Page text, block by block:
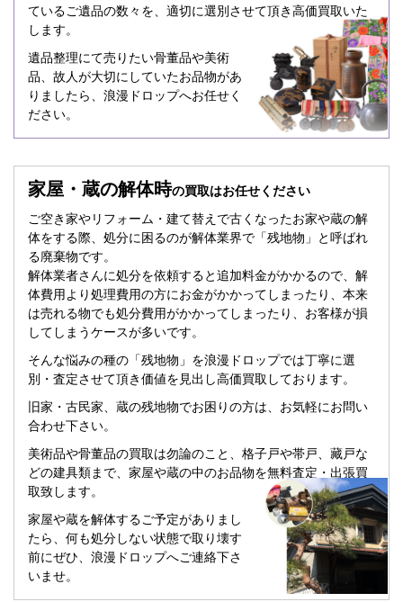
ているご遺品の数々を、適切に選別させて頂き高価買取いた
します。
遺品整理にて売りたい骨董品や美術
品、故人が大切にしていたお品物があ
りましたら、浪漫ドロップへお任せく
ださい。
家屋・蔵の解体時の買取はお任せください
ご空き家やリフォーム・建て替えで古くなったお家や蔵の解
体をする際、処分に困るのが解体業界で「残地物」と呼ばれ
る廃棄物です。
解体業者さんに処分を依頼すると追加料金がかかるので、解
体費用より処理費用の方にお金がかかってしまったり、本来
は売れる物でも処分費用がかかってしまったり、お客様が損
してしまうケースが多いです。
そんな悩みの種の「残地物」を浪漫ドロップでは丁寧に選
別・査定させて頂き価値を見出し高価買取しております。
旧家・古民家、蔵の残地物でお困りの方は、お気軽にお問い
合わせ下さい。
美術品や骨董品の買取は勿論のこと、格子戸や帯戸、藏戸な
どの建具類まで、家屋や蔵の中のお品物を無料査定・出張買
取致します。
家屋や蔵を解体するご予定がありまし
たら、何も処分しない状態で取り壊す
前にぜひ、浪漫ドロップへご連絡下さ
いませ。